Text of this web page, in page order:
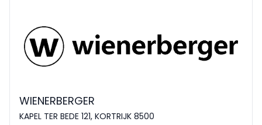
WIENERBERGER
KAPEL TER BEDE 121, KORTRIJK 8500